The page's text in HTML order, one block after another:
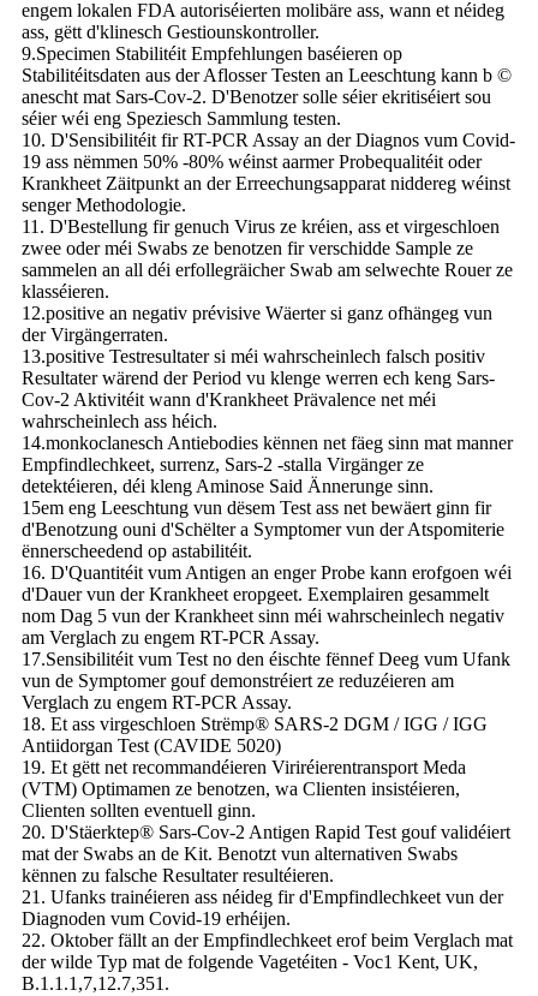
engem lokalen FDA autoriséierten molibäre ass, wann et néideg
ass, gëtt d'klinesch Gestiounskontroller.
9.Specimen Stabilitéit Empfehlungen baséieren op
Stabilitéitsdaten aus der Aflosser Testen an Leeschtung kann b ©
anescht mat Sars-Cov-2. D'Benotzer solle séier ekritiséiert sou
séier wéi eng Speziesch Sammlung testen.
10. D'Sensibilitéit fir RT-PCR Assay an der Diagnos vum Covid-
19 ass nëmmen 50% -80% wéinst aarmer Probequalitéit oder
Krankheet Zäitpunkt an der Erreechungsapparat niddereg wéinst
senger Methodologie.
11. D'Bestellung fir genuch Virus ze kréien, ass et virgeschloen
zwee oder méi Swabs ze benotzen fir verschidde Sample ze
sammelen an all déi erfollegräicher Swab am selwechte Rouer ze
klasséieren.
12.positive an negativ prévisive Wäerter si ganz ofhängeg vun
der Virgängerraten.
13.positive Testresultater si méi wahrscheinlech falsch positiv
Resultater wärend der Period vu klenge werren ech keng Sars-
Cov-2 Aktivitéit wann d'Krankheet Prävalence net méi
wahrscheinlech ass héich.
14.monkoclanesch Antiebodies kënnen net fäeg sinn mat manner
Empfindlechkeet, surrenz, Sars-2 -stalla Virgänger ze
detektéieren, déi kleng Aminose Said Ännerunge sinn.
15em eng Leeschtung vun dësem Test ass net bewäert ginn fir
d'Benotzung ouni d'Schëlter a Symptomer vun der Atspomiterie
ënnerscheedend op astabilitéit.
16. D'Quantitéit vum Antigen an enger Probe kann erofgoen wéi
d'Dauer vun der Krankheet eropgeet. Exemplairen gesammelt
nom Dag 5 vun der Krankheet sinn méi wahrscheinlech negativ
am Verglach zu engem RT-PCR Assay.
17.Sensibilitéit vum Test no den éischte fënnef Deeg vum Ufank
vun de Symptomer gouf demonstréiert ze reduzéieren am
Verglach zu engem RT-PCR Assay.
18. Et ass virgeschloen Strëmp® SARS-2 DGM / IGG / IGG
Antiidorgan Test (CAVIDE 5020)
19. Et gëtt net recommandéieren Viriréierentransport Meda
(VTM) Optimamen ze benotzen, wa Clienten insistéieren,
Clienten sollten eventuell ginn.
20. D'Stäerktep® Sars-Cov-2 Antigen Rapid Test gouf validéiert
mat der Swabs an de Kit. Benotzt vun alternativen Swabs
kënnen zu falsche Resultater resultéieren.
21. Ufanks trainéieren ass néideg fir d'Empfindlechkeet vun der
Diagnoden vum Covid-19 erhéijen.
22. Oktober fällt an der Empfindlechkeet erof beim Verglach mat
der wilde Typ mat de folgende Vagetéiten - Voc1 Kent, UK,
B.1.1.1,7,12.7,351.